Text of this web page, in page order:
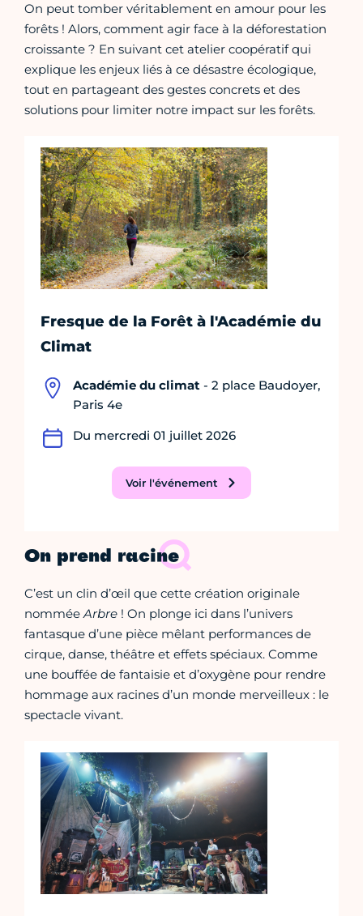
On peut tomber véritablement en amour pour les
forêts ! Alors, comment agir face à la déforestation
croissante ? En suivant cet atelier coopératif qui
explique les enjeux liés à ce désastre écologique,
tout en partageant des gestes concrets et des
solutions pour limiter notre impact sur les forêts.
Fresque de la Forêt à l'Académie du
Climat
Académie du climat - 2 place Baudoyer,
Paris 4e
Du mercredi 01 juillet 2026
Voir l'événement
On prend racine
C’est un clin d’œil que cette création originale
nomméeArbre ! On plonge ici dans l’univers
fantasque d’une pièce mêlant performances de
cirque, danse, théâtre et effets spéciaux. Comme
une bouffée de fantaisie et d’oxygène pour rendre
hommage aux racines d’un monde merveilleux : le
spectacle vivant.